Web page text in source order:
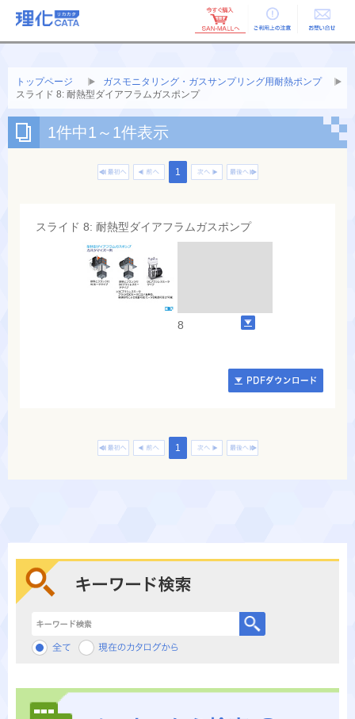
ご利用上の お問い合せ
トップページ
ガスモニタリング・ガスサンプリング用耐熱ポンプ
スライド 8: 耐熱型ダイアフラムガスポンプ
1件中1～1件表示
1
スライド 8: 耐熱型ダイアフラムガスポンプ
8
1
キーワード検索